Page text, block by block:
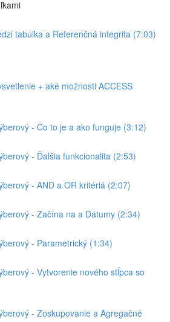
tabuľka a Referenčná integrita (7:03)
+ aké možnosti ACCESS
- Čo to je a ako funguje (3:12)
- Ďalšia funkcionalita (2:53)
- AND a OR kritériá (2:07)
- Začína na a Dátumy (2:34)
- Parametrický (1:34)
- Vytvorenie nového stĺpca so
- Zoskupovanie a Agregačné